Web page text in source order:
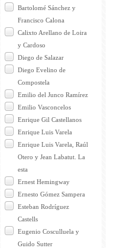
Bartolomé Sánchez y
Francisco Calona
Calixto Arellano de Loira
y Cardoso
Diego de Salazar
Diego Evelino de
Compostela
Emilio del Junco Ramírez
Emilio Vasconcelos
Enrique Gil Castellanos
Enrique Luis Varela
Enrique Luis Varela, Raúl
Otero y Jean Labatut. La
esta
Ernest Hemingway
Ernesto Gómez Sampera
Esteban Rodríguez
Castells
Eugenio Cosculluela y
Guido Sutter